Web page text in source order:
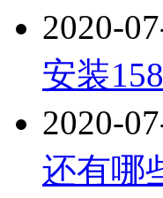
2020-
安装
2020-
还有哪